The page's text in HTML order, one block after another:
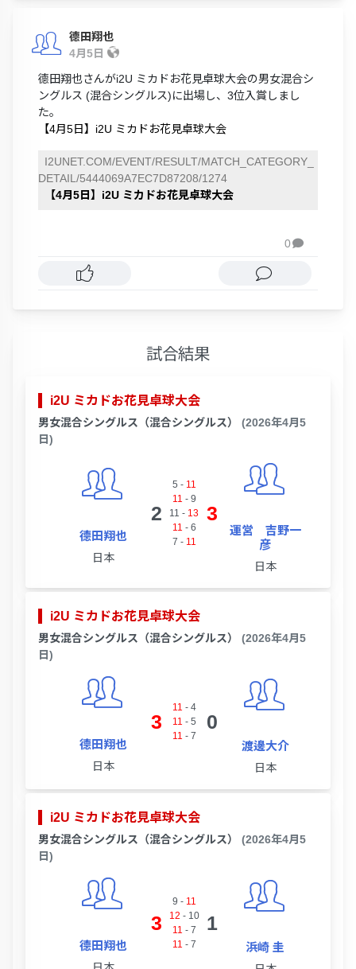
德田翔也
4月5日
德田翔也さんがi2U ミカドお花見卓球大会の男女混合シ
ングルス (混合シングルス)に出場し、3位入賞しまし
た。
【4月5日】i2U ミカドお花見卓球大会
I2UNET.COM/EVENT/RESULT/MATCH_CATEGORY_
DETAIL/5444069A7EC7D87208/1274
【4月5日】i2U ミカドお花見卓球大会
0
試合結果
i2U ミカドお花見卓球大会
男女混合シングルス（混合シングルス）
(2026年4月5
日)
德田翔也
日本
2
5 - 11
11 - 9
11 - 13
11 - 6
7 - 11
3
運営 吉野一
彦
日本
i2U ミカドお花見卓球大会
男女混合シングルス（混合シングルス）
(2026年4月5
日)
德田翔也
日本
3
11 - 4
11 - 5
11 - 7
0
渡邊大介
日本
i2U ミカドお花見卓球大会
男女混合シングルス（混合シングルス）
(2026年4月5
日)
德田翔也
3
9 - 11
12 - 10
11 - 7
11 - 7
1
浜崎 圭